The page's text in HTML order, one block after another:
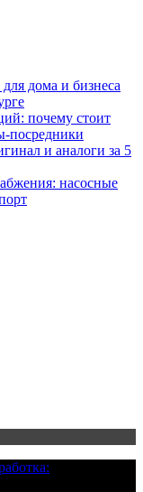
дома и бизнеса
почему стоит
посредники
и аналоги за 5
насосные